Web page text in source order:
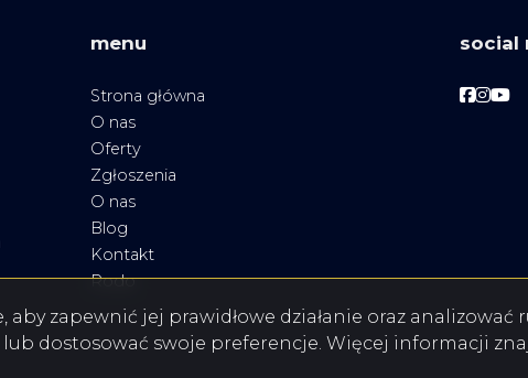
menu
Strona główna
O nas
Oferty
Zgłoszenia
O nas
Blog
Kontakt
Rodo
social
zapewnić jej prawidłowe działanie oraz
dostosować swoje preferencje. Więcej informacji